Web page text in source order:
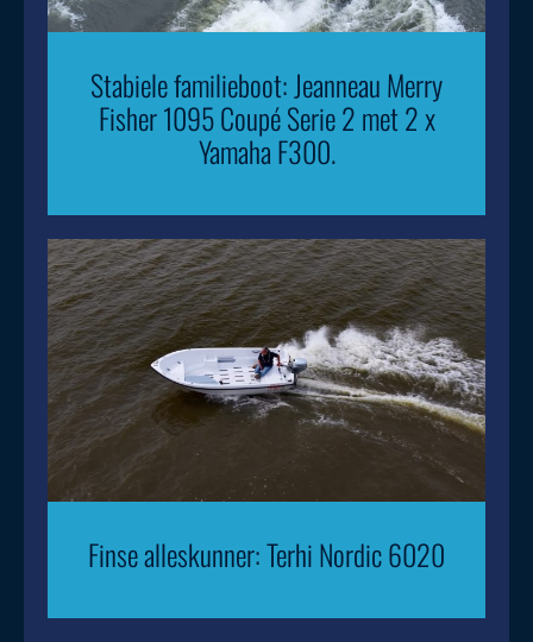
Stabiele familieboot: Jeanneau Merry
Fisher 1095 Coupé Serie 2 met 2 x
Yamaha F300.
Finse alleskunner: Terhi Nordic 6020